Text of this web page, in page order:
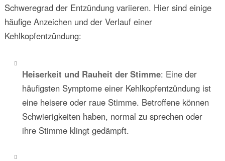
Schweregrad der Entzündung variieren. Hier sind einige
häufige Anzeichen und der Verlauf einer
Kehlkopfentzündung:
Heiserkeit und Rauheit der Stimme: Eine der
häufigsten Symptome einer Kehlkopfentzündung ist
eine heisere oder raue Stimme. Betroffene können
Schwierigkeiten haben, normal zu sprechen oder
ihre Stimme klingt gedämpft.